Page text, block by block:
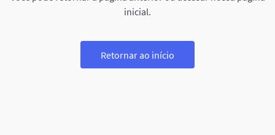
inicial.
Retornar ao início